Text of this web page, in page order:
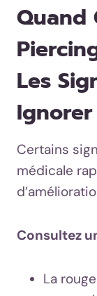
Quand
Les
Ignorer
Certains
médicale
Consultez
La